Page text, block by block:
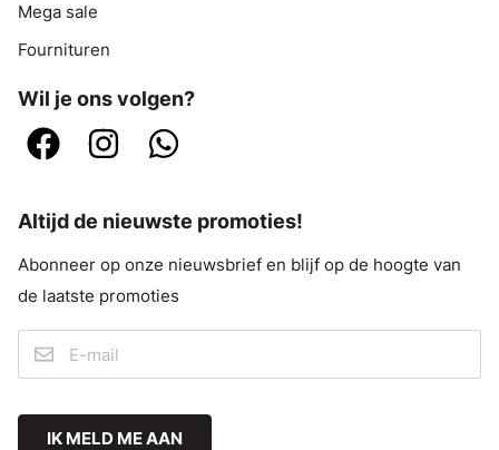
Mega sale
Fournituren
Wil je ons volgen?
Altijd de nieuwste promoties!
Abonneer op onze nieuwsbrief en blijf op de hoogte van
de laatste promoties
IK MELD ME AAN